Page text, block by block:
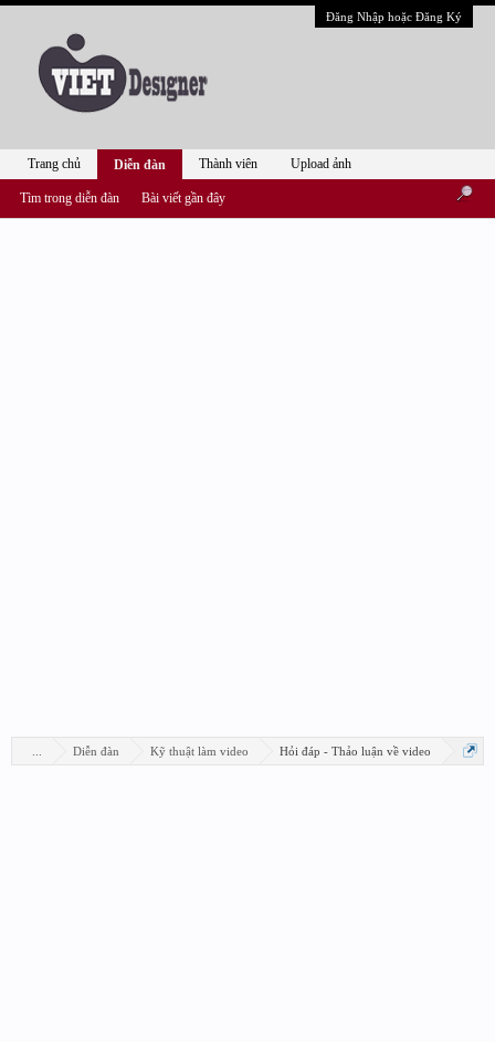
Đăng Nhập hoặc Đăng Ký
Diễn đàn Kỹ thuật làm video Hỏi đáp - Thảo luận về video
Trang chủ Diễn đàn
Tìm trong diễn đàn Bài viết gần đây
Thành viên Upload ảnh